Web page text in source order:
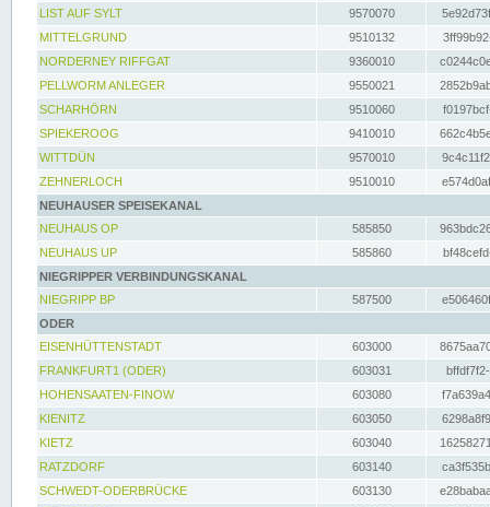
LIST AUF SYLT
9570070
MITTELGRUND
9510132
NORDERNEY RIFFGAT
9360010
PELLWORM ANLEGER
9550021
SCHARHÖRN
9510060
SPIEKEROOG
9410010
WITTDÜN
9570010
ZEHNERLOCH
9510010
NEUHAUSER SPEISEKANAL
NEUHAUS OP
585850
NEUHAUS UP
585860
NIEGRIPPER VERBINDUNGSKANAL
NIEGRIPP BP
587500
ODER
EISENHÜTTENSTADT
603000
FRANKFURT1 (ODER)
603031
HOHENSAATEN-FINOW
603080
KIENITZ
603050
KIETZ
603040
RATZDORF
603140
SCHWEDT-ODERBRÜCKE
603130